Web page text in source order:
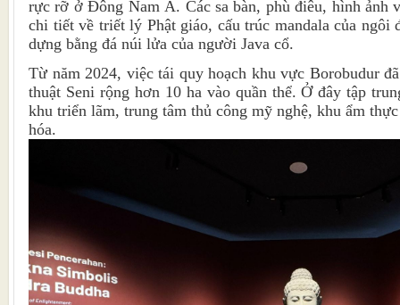
rực rỡ ở Đông Nam Á. Các sa bàn, phù điêu, hình ảnh
chi tiết về triết lý Phật giáo, cấu trúc mandala của ngôi
dựng bằng đá núi lửa của người Java cổ.
Từ năm 2024, việc tái quy hoạch khu vực Borobudur
thuật Seni rộng hơn 10 ha vào quần thể. Ở đây tập
khu triển lãm, trung tâm thủ công mỹ nghệ, khu ẩm
hóa.